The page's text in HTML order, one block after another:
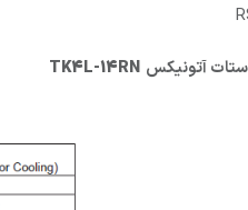
آتونیکس TK4L-14RN